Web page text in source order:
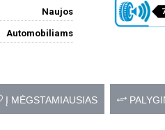
Naujos
Automobiliams
Į MĖGSTAMIAUSIAS